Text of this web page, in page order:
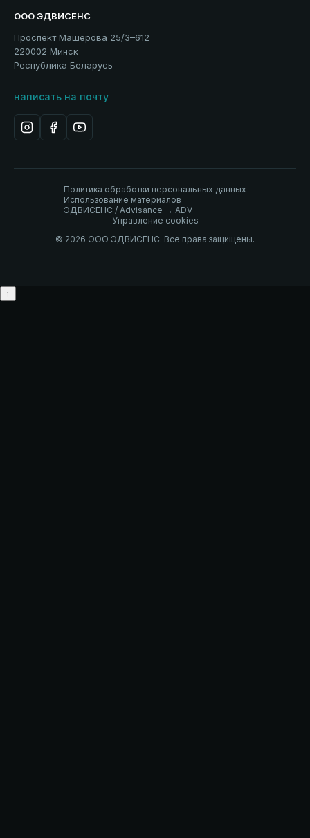
ООО ЭДВИСЕНС
Проспект Машерова 25/3–612
220002 Минск
Республика Беларусь
написать на почту
Политика обработки персональных данных
Использование материалов
ЭДВИСЕНС / Advisance → ADV
Управление cookies
© 2026 ООО ЭДВИСЕНС. Все права защищены.
↑